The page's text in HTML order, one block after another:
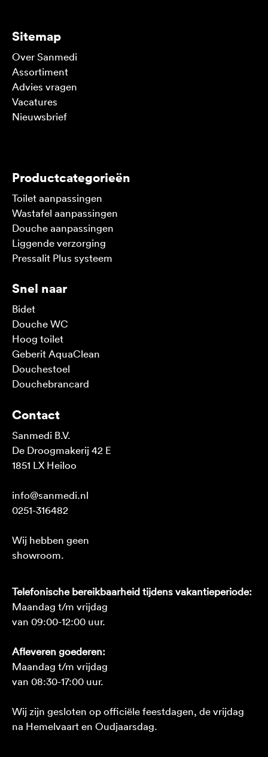
Sitemap
Over Sanmedi
Assortiment
Advies vragen
Vacatures
Nieuwsbrief
Productcategorieën
Toilet aanpassingen
Wastafel aanpassingen
Douche aanpassingen
Liggende verzorging
Pressalit Plus systeem
Snel naar
Bidet
Douche WC
Hoog toilet
Geberit AquaClean
Douchestoel
Douchebrancard
Contact
Sanmedi B.V.
De Droogmakerij 42 E
1851 LX Heiloo
info@sanmedi.nl
0251-316482
Wij hebben geen
showroom.
Telefonische bereikbaarheid tijdens vakantieperiode:
Maandag t/m vrijdag
van 09:00-12:00 uur.
Afleveren goederen:
Maandag t/m vrijdag
van 08:30-17:00 uur.
Wij zijn gesloten op officiële feestdagen, de vrijdag
na Hemelvaart en Oudjaarsdag.